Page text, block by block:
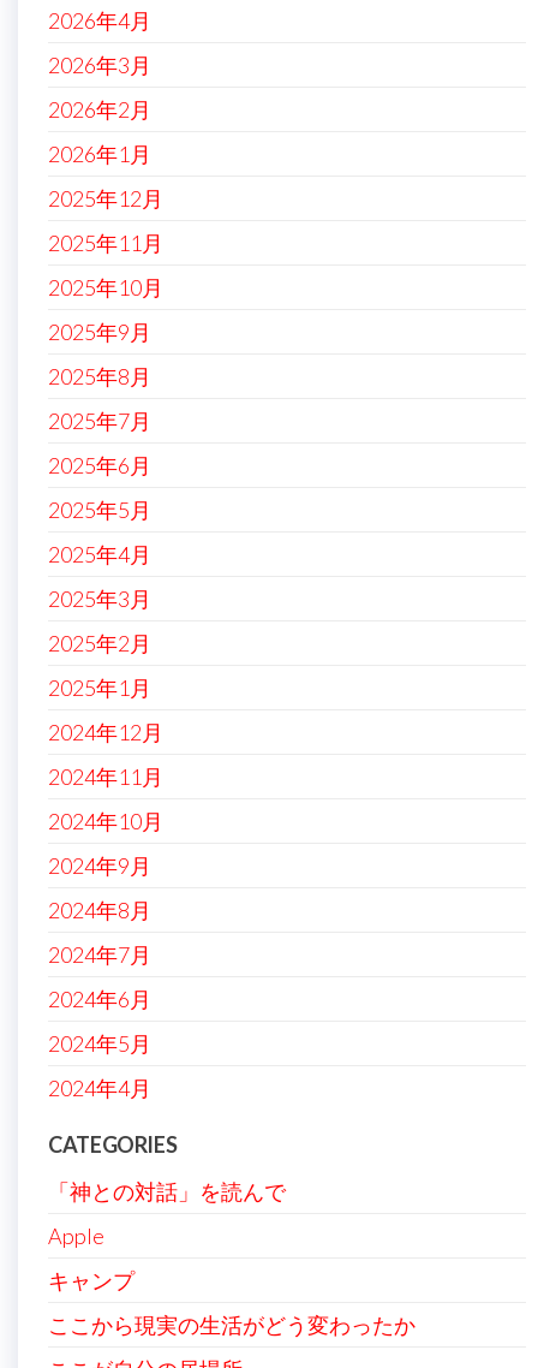
2026年4月
2026年3月
2026年2月
2026年1月
2025年12月
2025年11月
2025年10月
2025年9月
2025年8月
2025年7月
2025年6月
2025年5月
2025年4月
2025年3月
2025年2月
2025年1月
2024年12月
2024年11月
2024年10月
2024年9月
2024年8月
2024年7月
2024年6月
2024年5月
2024年4月
CATEGORIES
「神との対話」を読んで
Apple
キャンプ
ここから現実の生活がどう変わったか